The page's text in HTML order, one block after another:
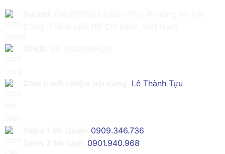
Lê Thành Tựu
0909.346.736
0901.940.968